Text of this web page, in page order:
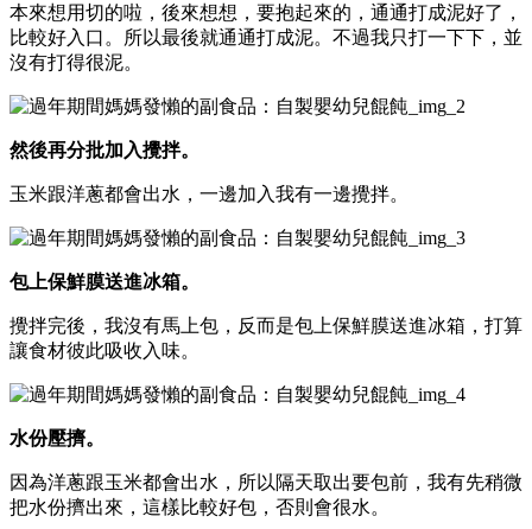
本來想用切的啦，後來想想，要抱起來的，通通打成泥好了，
比較好入口。所以最後就通通打成泥。不過我只打一下下，並
沒有打得很泥。
然後再分批加入攪拌。
玉米跟洋蔥都會出水，一邊加入我有一邊攪拌。
包上保鮮膜送進冰箱。
攪拌完後，我沒有馬上包，反而是包上保鮮膜送進冰箱，打算
讓食材彼此吸收入味。
水份壓擠。
因為洋蔥跟玉米都會出水，所以隔天取出要包前，我有先稍微
把水份擠出來，這樣比較好包，否則會很水。